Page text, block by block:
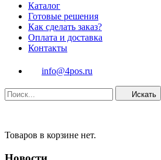
Каталог
Готовые решения
Как сделать заказ?
Оплата и доставка
Контакты
info@4pos.ru
Искать
Товаров в корзине нет.